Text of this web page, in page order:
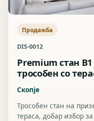
Продажба
DIS-0012
Premium стан
трособен со
Скопје
Трособен стан на
тераса, добар избор